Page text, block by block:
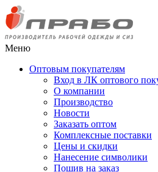
Меню
Оптовым покупателям
Вход в ЛК оптового
О компании
Производство
Новости
Заказать оптом
Комплексные поставки
Цены и скидки
Нанесение символики
Пошив на заказ